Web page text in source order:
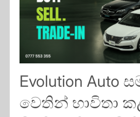
Evolution Auto
වෙතින් භාවිතා